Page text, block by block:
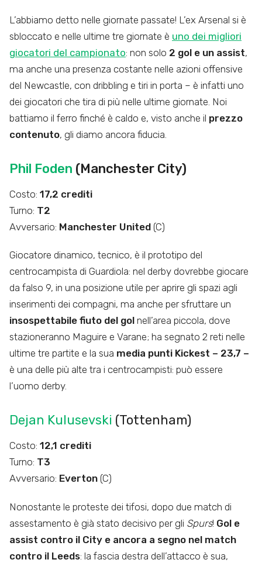
L’abbiamo detto nelle giornate passate! L’ex Arsenal si è
sbloccato e nelle ultime tre giornate è uno dei migliori
giocatori del campionato: non solo 2 gol e un assist,
ma anche una presenza costante nelle azioni offensive
del Newcastle, con dribbling e tiri in porta – è infatti uno
dei giocatori che tira di più nelle ultime giornate. Noi
battiamo il ferro finché è caldo e, visto anche il prezzo
contenuto, gli diamo ancora fiducia.
Phil Foden (Manchester City)
Costo: 17,2 crediti
Turno: T2
Avversario: Manchester United (C)
Giocatore dinamico, tecnico, è il prototipo del
centrocampista di Guardiola: nel derby dovrebbe giocare
da falso 9, in una posizione utile per aprire gli spazi agli
inserimenti dei compagni, ma anche per sfruttare un
insospettabile fiuto del gol nell’area piccola, dove
stazioneranno Maguire e Varane; ha segnato 2 reti nelle
ultime tre partite e la sua media punti Kickest – 23,7 –
è una delle più alte tra i centrocampisti: può essere
l’uomo derby.
Dejan Kulusevski (Tottenham)
Costo: 12,1 crediti
Turno: T3
Avversario: Everton (C)
Nonostante le proteste dei tifosi, dopo due match di
assestamento è già stato decisivo per gli Spurs! Gol e
assist contro il City e ancora a segno nel match
contro il Leeds: la fascia destra dell’attacco è sua,